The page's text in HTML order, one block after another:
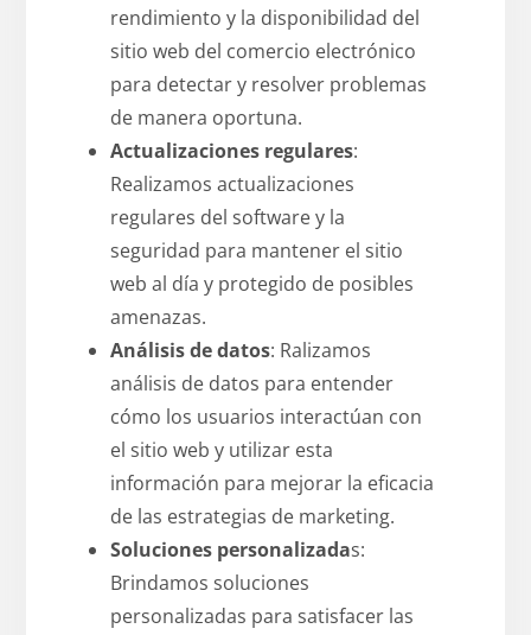
rendimiento y la disponibilidad del
sitio web del comercio electrónico
para detectar y resolver problemas
de manera oportuna.
Actualizaciones regulares:
Realizamos actualizaciones
regulares del software y la
seguridad para mantener el sitio
web al día y protegido de posibles
amenazas.
Análisis de datos: Ralizamos
análisis de datos para entender
cómo los usuarios interactúan con
el sitio web y utilizar esta
información para mejorar la eficacia
de las estrategias de marketing.
Soluciones personalizadas:
Brindamos soluciones
personalizadas para satisfacer las